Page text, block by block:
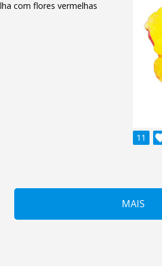
com flores vermelhas
11
MAIS